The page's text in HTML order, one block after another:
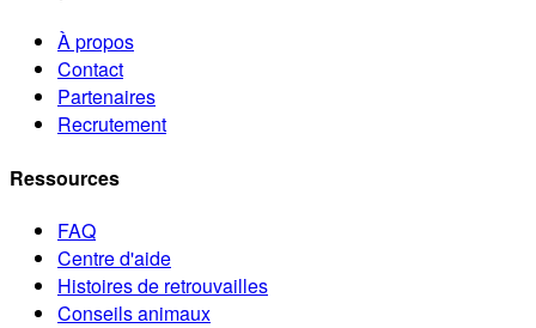
À propos
Contact
Partenaires
Recrutement
Ressources
FAQ
Centre d'aide
Histoires de retrouvailles
Conseils animaux